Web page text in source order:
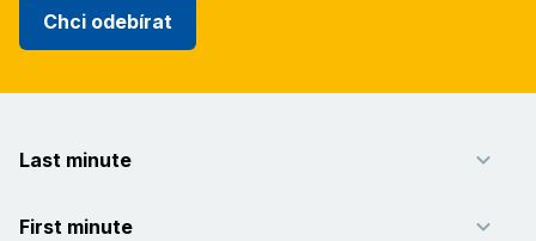
Chci odebírat
Last minute
First minute